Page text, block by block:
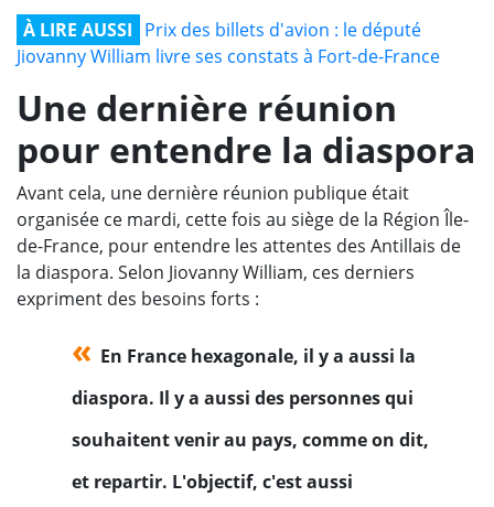
À LIRE AUSSI Prix des billets d'avion : le député
Jiovanny William livre ses constats à Fort-de-France
Une dernière réunion
pour entendre la diaspora
Avant cela, une dernière réunion publique était
organisée ce mardi, cette fois au siège de la Région Île-
de-France, pour entendre les attentes des Antillais de
la diaspora. Selon Jiovanny William, ces derniers
expriment des besoins forts :
En France hexagonale, il y a aussi la
diaspora. Il y a aussi des personnes qui
souhaitent venir au pays, comme on dit,
et repartir. L'objectif, c'est aussi